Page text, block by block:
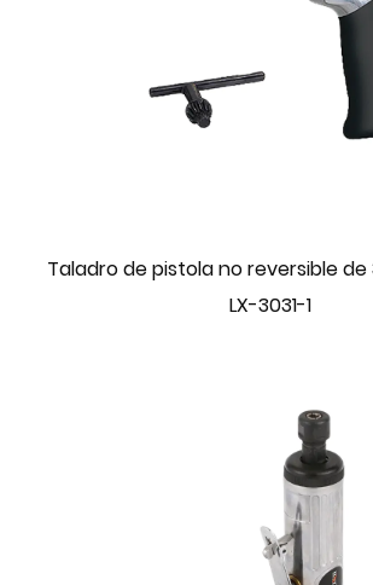
Taladro de pistola no reversible
LX-3031-1